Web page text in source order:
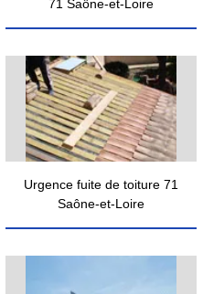
71 Saône-et-Loire
Urgence fuite de toiture 71
Saône-et-Loire